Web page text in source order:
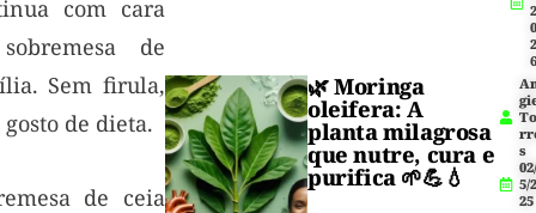
com cara
de
Sem firula,
gosto de dieta.
de ceia
2
0
2
6
🌿Moringa
oleifera: A
planta milagrosa
que nutre, cura e
purifica 🌱💪💧
To
s
5/
25